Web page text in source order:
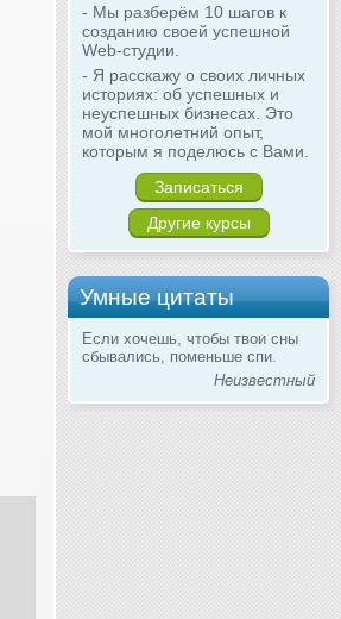
- Мы разберём 10 шагов к
созданию своей успешной
Web-студии.
- Я расскажу о своих личных
историях: об успешных и
неуспешных бизнесах. Это
мой многолетний опыт,
которым я поделюсь с Вами.
Записаться
Другие курсы
Умные цитаты
Если хочешь, чтобы твои сны
сбывались, поменьше спи.
Неизвестный